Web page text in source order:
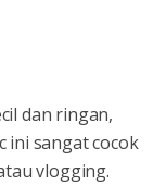
dan ringan,
ini sangat cocok
vlogging.